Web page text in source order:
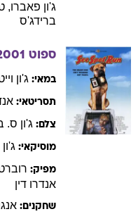
ג'ון פאברו,
ברידג'ס
ספוט
במאי: ג'ון
תסריטאי:
צלם: ג'ון ס.
מוסיקאי: ג'ון
מפיק:
אנדרו דין
שחקנים: